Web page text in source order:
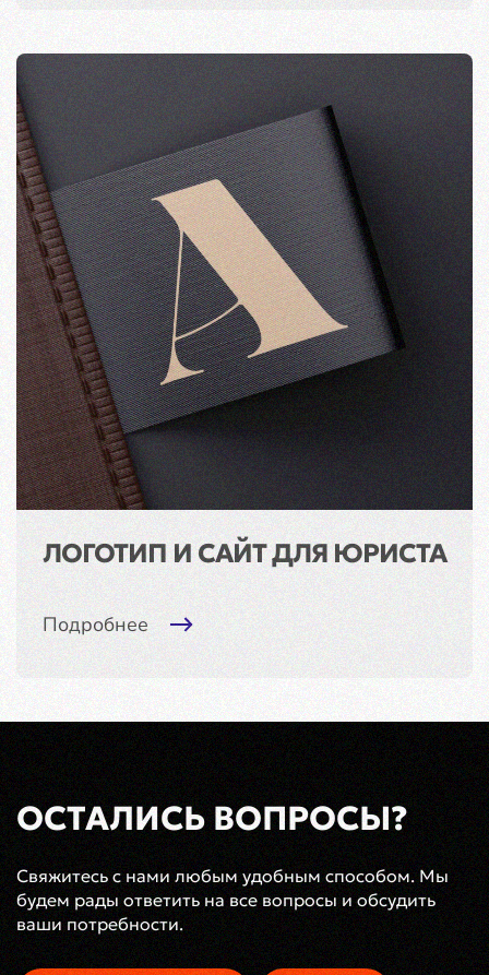
ЛОГОТИП И САЙТ ДЛЯ ЮРИСТА
Подробнее
ОСТАЛИСЬ ВОПРОСЫ?
Свяжитесь с нами любым удобным способом. Мы
будем рады ответить на все вопросы и обсудить
ваши потребности.